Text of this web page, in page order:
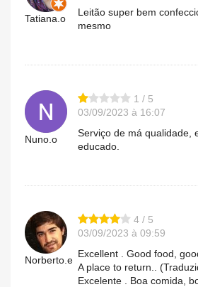
Tatiana.o
Leitão super bem
mesmo
Nuno.o
1 / 5
03/09/2023 à 16:07
Serviço de má qualidade,
educado.
Norberto.e
4 / 5
03/09/2023 à 09:59
Excellent . Good food,
A place to return..
Excelente . Boa comida,